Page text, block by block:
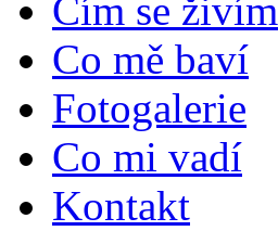
Čím se živím
Co mě baví
Fotogalerie
Co mi vadí
Kontakt